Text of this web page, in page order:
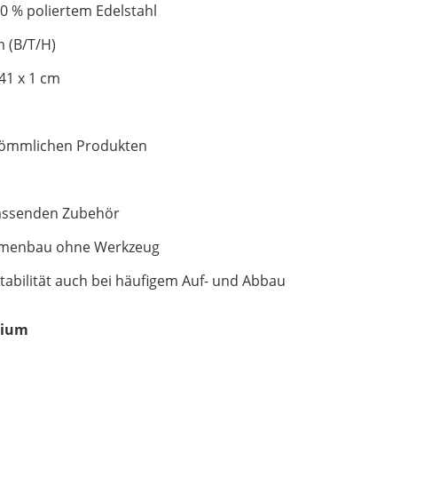
% poliertem Edelstahl
(B/T/H)
x 1 cm
Produkten
Zubehör
ohne Werkzeug
auch bei häufigem Auf- und Abbau